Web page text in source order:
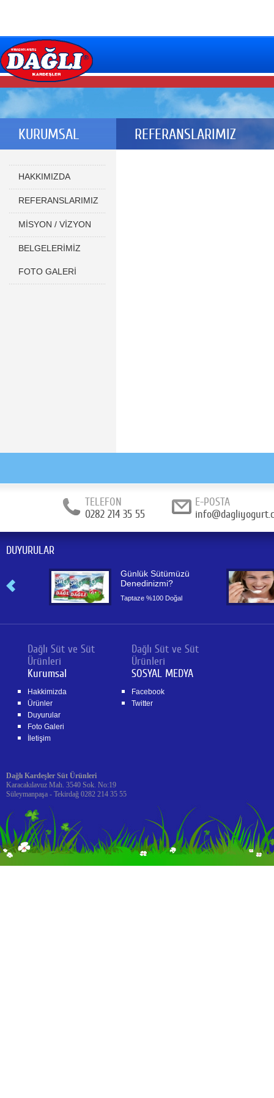
KURUMSAL
HAKKIMIZDA
REFERANSLARIMIZ
MİSYON / VİZYON
BELGELERİMİZ
FOTO GALERİ
REFERANSLARIMIZ
TELEFON
0282 214 35 55
E-POSTA
DUYURULAR
Günlük Sütümüzü
Denedinizmi?
Taptaze %100 Doğal
Dağlı Süt ve Süt
Ürünleri
Kurumsal
Hakkimizda
Ürünler
Duyurular
Foto Galeri
İletişim
Dağlı Süt ve Süt
Ürünleri
SOSYAL MEDYA
Facebook
Twitter
Dağlı Kardeşler Süt Ürünleri
Karacakılavuz Mah. 3540 Sok. No:19
Süleymanpaşa - Tekirdağ 0282 214 35 55